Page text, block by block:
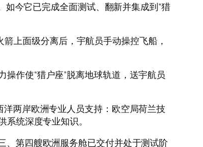
今它已完成全面测试、翻新并集成到“猎
上面级分离后，宇航员手动操控飞船，
作使“猎户座”脱离地球轨道，送宇航员
两岸欧洲专业人员支持：欧空局荷兰技
统深度专业知识。
、第四艘欧洲服务舱已交付并处于测试阶